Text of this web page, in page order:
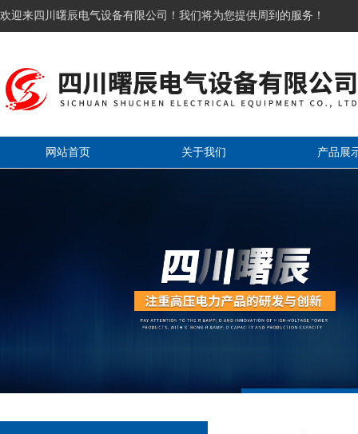
欢迎来四川曙辰电气设备有限公司！我们将为您提供周到的服务！
网站首页 关于我们 产品展